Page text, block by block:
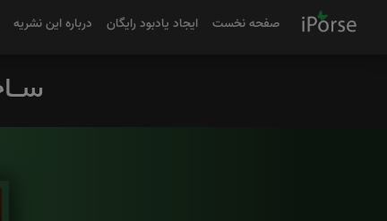
صفحه نخست ایجاد یادبود رایگان درباره این نشریه